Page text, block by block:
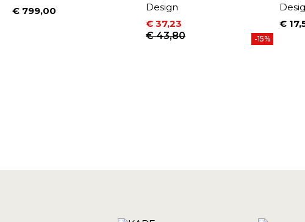
Prijs
€ 799,00
Design
Prijs
€ 37,23
Normale prijs
€ 43,80 -15%
Prijs
€